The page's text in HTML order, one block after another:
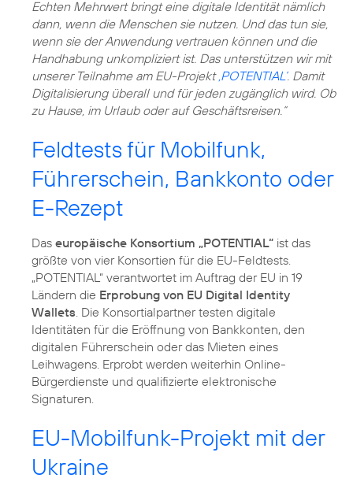
Echten Mehrwert bringt eine digitale Identität nämlich
dann, wenn die Menschen sie nutzen. Und das tun sie,
wenn sie der Anwendung vertrauen können und die
Handhabung unkompliziert ist. Das unterstützen wir mit
unserer Teilnahme am EU-Projekt‚POTENTIAL‘. Damit
Digitalisierung überall und für jeden zugänglich wird. Ob
zu Hause, im Urlaub oder auf Geschäftsreisen.“
Feldtests für Mobilfunk,
Führerschein, Bankkonto oder
E-Rezept
Das europäische Konsortium „POTENTIAL“ ist das
größte von vier Konsortien für die EU-Feldtests.
„POTENTIAL“ verantwortet im Auftrag der EU in 19
Ländern die Erprobung von EU Digital Identity
Wallets. Die Konsortialpartner testen digitale
Identitäten für die Eröffnung von Bankkonten, den
digitalen Führerschein oder das Mieten eines
Leihwagens. Erprobt werden weiterhin Online-
Bürgerdienste und qualifizierte elektronische
Signaturen.
EU-Mobilfunk-Projekt mit der
Ukraine